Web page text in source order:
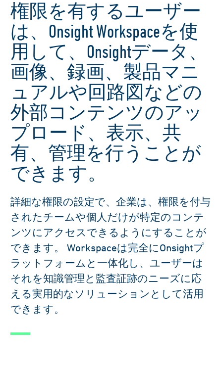
権限を有するユーザー
は、Onsight Workspaceを使
用して、Onsightデータ、
画像、録画、製品マニ
ュアルや回路図などの
外部コンテンツのアッ
プロード、表示、共
有、管理を行うことが
できます。
詳細な権限の設定で、企業は、権限を付与
されたチームや個人だけが特定のコンテ
ンツにアクセスできるようにすることが
できます。 Workspaceは完全にOnsightプ
ラットフォームと一体化し、ユーザーは
それを知識管理と監査証跡のニーズに応
える実用的なソリューションとして活用
できます。